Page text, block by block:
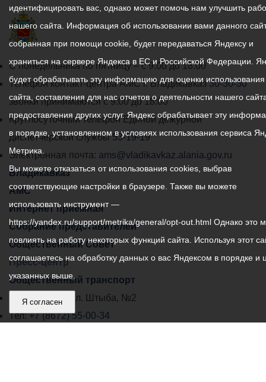
График
работы
администрации
местного
самоуправления
города
Владикавказ:
С понедельника по пятницу – с 9.00 до 18.00
Телефон контакт-центра АМС г. Владикавказ30-30-30
звонки принимаются с 9:00 до 18:00
Круглосуточный телефон Единой дежурной
диспетчерской службы53-19-19
Электронная почта: ams@vladikavkaz.alania.gov.ru
Владикавказ
АМС
Интернет приемная
Собрание представителей
Общественный Совет
Пресс-центр
Общественный транспорт
Владикавказ, пл. Штыба, №2
Тел:+7 (8672) 55-00-34
идентифицировать вас, однако может помочь нам улучшить
нашего сайта. Информация об использовании вами данного
собранная при помощи cookie, будет передаваться Яндексу и
храниться на сервере Яндекса в ЕС и Российской Федерации.
будет обрабатывать эту информацию для оценки
сайта, составления для нас отчетов о деятельности нашего
предоставления других услуг. Яндекс обрабатывает эту
в порядке, установленном в условиях использования сервиса
Метрика.
Вы можете отказаться от использования cookies, выбрав
соответствующие настройки в браузере. Также вы можете
использовать инструмент —
https://yandex.ru/support/metrika/general/opt-out.html Однако это
повлиять на работу некоторых функций сайта. Используя этот
соглашаетесь на обработку данных о вас Яндексом в порядке и
указанных выше.
Я согласен